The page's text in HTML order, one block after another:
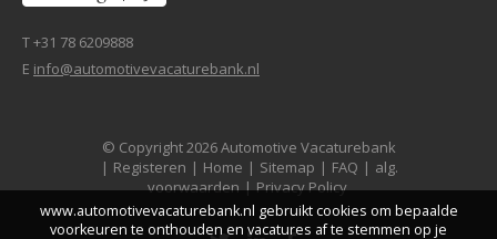
T +31 78 6209888
E info@automotivevacaturebank.nl
© Copyright 2026 Automotive Vacaturebank
| Registeren | Home | Sitemap | FAQ | alg.
voorwaarden | Privacy Policy
www.automotivevacaturebank.nl gebruikt cookies om bepaalde
voorkeuren te onthouden en vacatures af te stemmen op je